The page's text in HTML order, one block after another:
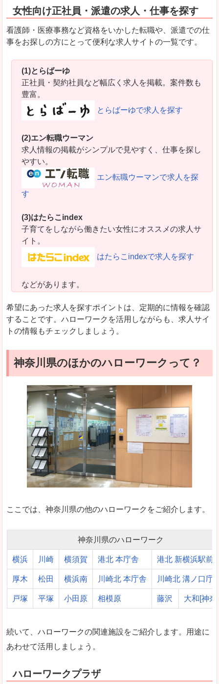
女性向け正社員・派遣の求人・仕事を探す
看護師・医療事務など資格をいかした転職や、派遣での仕
事をお探しの方にとって便利な求人サイトの一覧です。
(1)とらばーゆ
正社員・契約社員など幅広く求人を掲載。案件数も
豊富。
とらばーゆで求人を探す
(2)エン転職ウーマン
求人情報の掲載がシンプルで見やすく、仕事を探し
やすい。
エン転職ウーマンで求人を探
す
(3)はたらこindex
子育てをしながら働きたい女性にオススメの求人サ
イト。
はたらこindexで求人を探す
などがあります。
希望にあった求人を探すポイントは、定期的に情報を確認
することです。ハローワークを活用しながらも、求人サイ
トの情報もチェックしましょう。
神奈川県のほかのハローワークって？
ここでは、神奈川県の他のハローワークをご紹介します。
神奈川県のハローワーク
横浜 川崎 横須賀 港北 本庁舎 港北 新横浜駅前
厚木 松田 横浜南 川崎北 本庁舎 川崎北 溝ノ口庁
戸塚 平塚 小田原 相模原 藤沢 大和[神奈
続いて、ハローワークの関連施設をご紹介します。用途に
あわせて活用しましょう。
ハローワークプラザ